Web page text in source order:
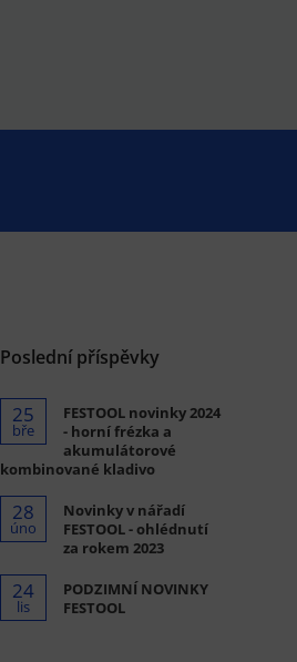
Poslední příspěvky
25
bře
FESTOOL novinky 2024
- horní frézka a
akumulátorové
kombinované kladivo
28
úno
Novinky v nářadí
FESTOOL - ohlédnutí
za rokem 2023
24
lis
PODZIMNÍ NOVINKY
FESTOOL